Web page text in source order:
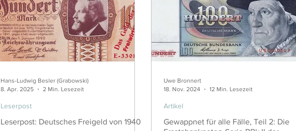
Hans-Ludwig Besler (Grabowski)
8. Apr. 2025
2 Min. Lesezeit
Leserpost
Leserpost: Deutsches Freigeld von 1940
Uwe Bronnert
18. Nov. 2024
12 Min. Lesezeit
Artikel
Gewappnet für alle Fälle, Teil 2: Die